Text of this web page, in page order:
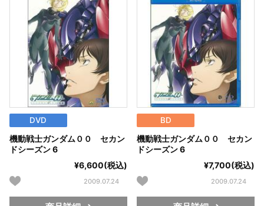
DVD
機動戦士ガンダム００ セカン
ドシーズン 6
¥6,600(税込)
2009.07.24
BD
機動戦士ガンダム００ セカン
ドシーズン 6
¥7,700(税込)
2009.07.24